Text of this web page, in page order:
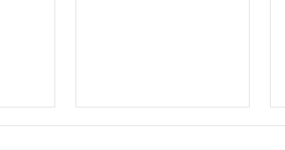
2025년 연간 기부금 모금 및